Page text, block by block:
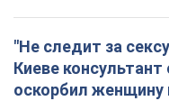
"Не следит за
Киеве
оскорбил женщину